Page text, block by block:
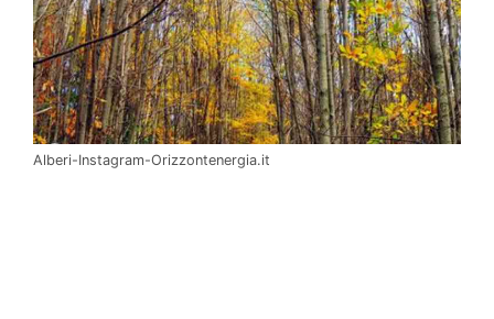
Alberi-Instagram-Orizzontenergia.it